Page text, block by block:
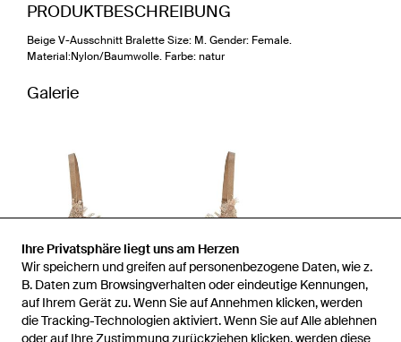
Ihre Privatsphäre liegt uns am Herzen
Wir speichern und greifen auf personenbezogene Daten, wie z.
B. Daten zum Browsingverhalten oder eindeutige Kennungen,
auf Ihrem Gerät zu. Wenn Sie auf Annehmen klicken, werden
die Tracking-Technologien aktiviert. Wenn Sie auf Alle ablehnen
oder auf Ihre Zustimmung zurückziehen klicken, werden diese
PRODUKTBESCHREIBUNG
Beige V-Ausschnitt Bralette Size: M. Gender: Female.
Material:Nylon/Baumwolle. Farbe: natur
Galerie